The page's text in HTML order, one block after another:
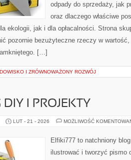
odpady do sprzedaży, jak
oraz dlaczego właściwe
ekologii, jak i dla opłacalności. Strona
pozornie bezużyteczne rzeczy w
[…]
I ZRÓWNOWAŻONY ROZWÓJ
DIY I PROJEKTY
LUT - 21 - 2026 MOŻLIWOŚĆ
Elfiki777 to natchniony
ilustrować i tworzyć pismo